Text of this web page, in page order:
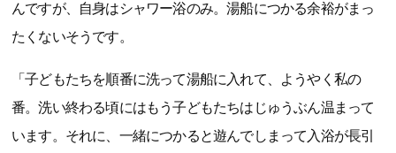
んですが、自身はシャワー浴のみ。湯船につかる余裕がまっ
たくないそうです。
「子どもたちを順番に洗って湯船に入れて、ようやく私の
番。洗い終わる頃にはもう子どもたちはじゅうぶん温まって
います。それに、一緒につかると遊んでしまって入浴が長引